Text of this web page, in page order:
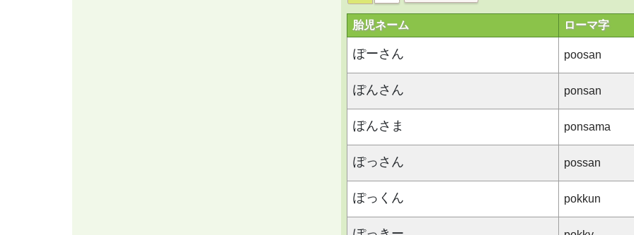
胎児ネーム ローマ字
ぽーさん poosan
ぽんさん ponsan
ぽんさま ponsama
ぽっさん possan
ぽっくん pokkun